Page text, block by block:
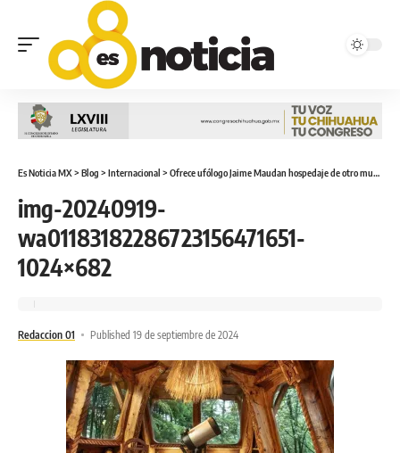
Es Noticia MX> Blog > Internacional > Ofrece ufólogo Jaime Maudan hospedaje de otro mundo
img-20240919-
wa01183182286723156471651-
1024×682
Redaccion 01 Published 19 de septiembre de 2024